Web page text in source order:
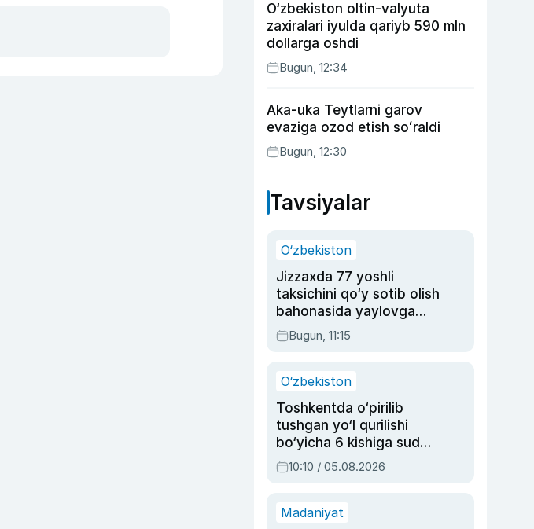
O‘zbekiston oltin-valyuta
zaxiralari iyulda qariyb 590 mln
dollarga oshdi
Bugun, 12:34
Aka-uka Teytlarni garov
evaziga ozod etish soʻraldi
Bugun, 12:30
Tavsiyalar
O‘zbekiston
Jizzaxda 77 yoshli
taksichini qo‘y sotib olish
bahonasida yaylovga
olib borib o‘ldirgan yigit
20 yilga qamaldi
Bugun, 11:15
O‘zbekiston
Toshkentda o‘pirilib
tushgan yo‘l qurilishi
bo‘yicha 6 kishiga sud
hukmi o‘qildi
10:10 / 05.08.2026
Madaniyat